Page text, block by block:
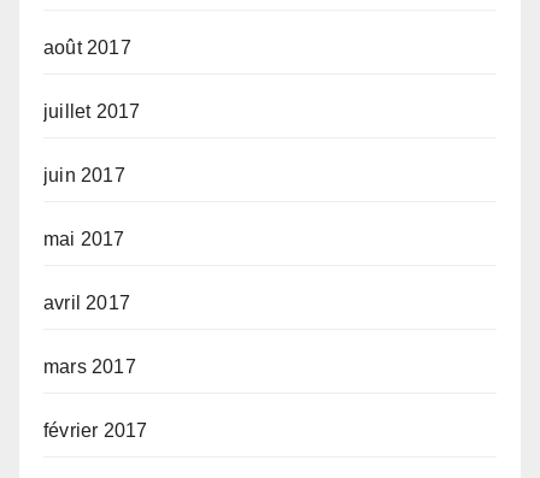
août 2017
juillet 2017
juin 2017
mai 2017
avril 2017
mars 2017
février 2017